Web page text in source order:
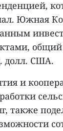
Южная
долл. США.
и
также